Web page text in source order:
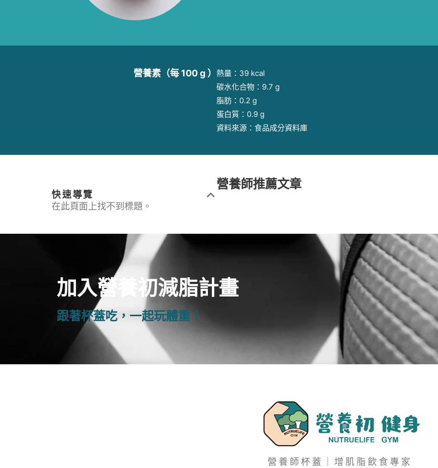
營養素（每 100 g ） 熱量：39 kcal
碳水化合物：9.7 g
脂肪：0.2 g
蛋白質：0.9 g
資料來源：食品成分資料庫
快速導覽
在此頁面上找不到標題。
營養師推薦文章
加入營養初減脂計畫
跟著杯蓋吃，一起玩體重！
營養師杯蓋｜增肌脂飲食專家